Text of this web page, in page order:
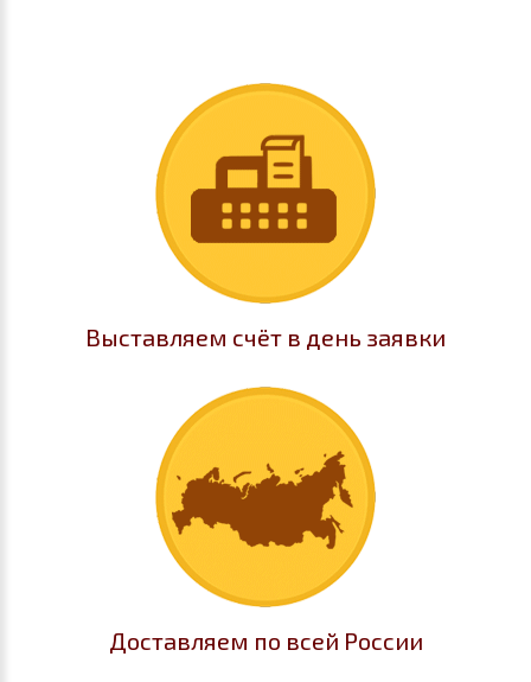
Выставляем счёт в день заявки
Доставляем по всей России